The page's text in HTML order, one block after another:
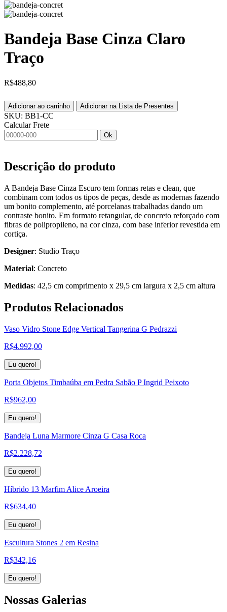
Bandeja Base Cinza Claro
Traço
R$488,80
Adicionar ao carrinho Adicionar na Lista de Presentes
SKU: BB1-CC
Calcular Frete
Ok
Descrição do produto
A Bandeja Base Cinza Escuro tem formas retas e clean, que
combinam com todos os tipos de peças, desde as modernas fazendo
um bonito complemento, até porcelanas trabalhadas dando um
contraste bonito. Em formato retangular, de concreto reforçado com
fibras de polipropileno, na cor cinza, com base inferior revestida em
cortiça.
Designer: Studio Traço
Material: Concreto
Medidas: 42,5 cm comprimento x 29,5 cm largura x 2,5 cm altura
Produtos Relacionados
Vaso Vidro Stone Edge Vertical Tangerina G Pedrazzi
R$4.992,00
Eu quero!
Porta Objetos Timbaúba em Pedra Sabão P Ingrid Peixoto
R$962,00
Eu quero!
Bandeja Luna Marmore Cinza G Casa Roca
R$2.228,72
Eu quero!
Híbrido 13 Marfim Alice Aroeira
R$634,40
Eu quero!
Escultura Stones 2 em Resina
R$342,16
Eu quero!
Nossas Galerias